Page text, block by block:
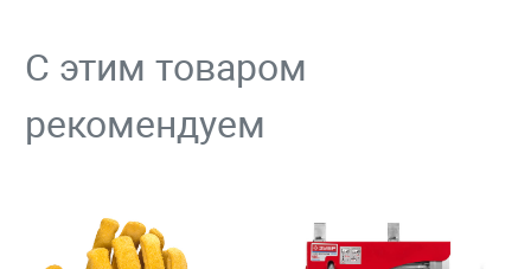
С этим товаром
рекомендуем